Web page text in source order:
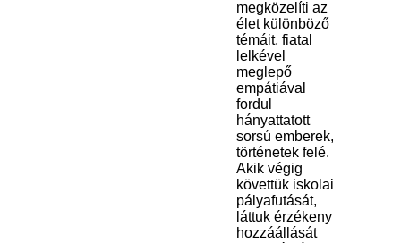
megközelíti az
élet különböző
témáit, fiatal
lelkével
meglepő
empátiával
fordul
hányattatott
sorsú emberek,
történetek felé.
Akik végig
követtük iskolai
pályafutását,
láttuk érzékeny
hozzáállását